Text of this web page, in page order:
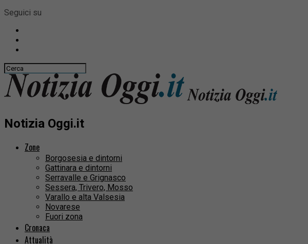
Seguici su
Notizia Oggi.it
Zone
Borgosesia e dintorni
Gattinara e dintorni
Serravalle e Grignasco
Sessera, Trivero, Mosso
Varallo e alta Valsesia
Novarese
Fuori zona
Cronaca
Attualità